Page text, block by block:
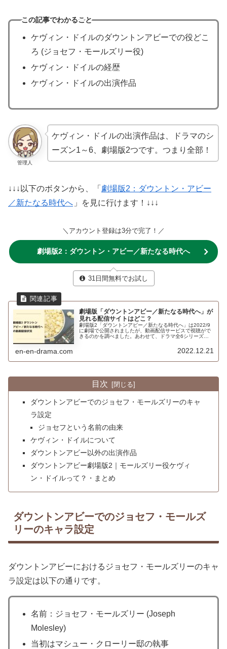
この記事でわかること
ケヴィン・ドイルのダウントンアビーでの役どこ
ろ (ジョセフ・モールズリー役)
ケヴィン・ドイルの経歴
ケヴィン・ドイルの出演作品
管理人
ケヴィン・ドイルの出演作品は、ドラマのシ
ーズン1～6、劇場版2つです。つまり全部！
↓↓↓以下のボタンから、「 劇場版2：ダウントン・アビー
／新たなる時代へ 」を見に行けます！↓↓↓
＼アカウント登録は3分で完了！／
劇場版2：ダウントン・アビー／新たなる時代へ
31日間無料でお試し
劇場版「ダウントンアビー／新たなる時代へ」が
見れる配信サイトはどこ？
劇場版2「ダウントンアビー／新たなる時代へ」は2022/9
に劇場で公開されましたが、動画配信サービスで視聴がで
きるのかを調べました。あわせて、ドラマ全6シリーズと
en-en-drama.com 2022.12.21
目次
ダウントンアビーでのジョセフ・モールズリーのキャ
ラ設定
ジョセフという名前の由来
ケヴィン・ドイルについて
ダウントンアビー以外の出演作品
ダウントンアビー劇場版2｜モールズリー役ケヴィ
ン・ドイルって？・まとめ
ダウントンアビーでのジョセフ・モールズ
リーのキャラ設定
ダウントンアビーにおけるジョセフ・モールズリーのキャ
ラ設定は以下の通りです。
名前：ジョセフ・モールズリー (Joseph
Molesley)
当初はマシュー・クローリー邸の執事